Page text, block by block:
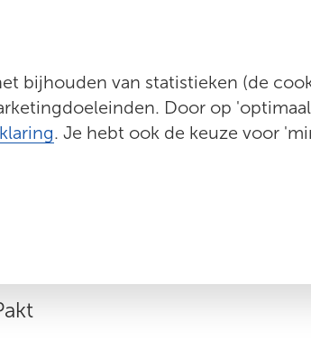
bijhouden van statistieken (de
Door op
. Je hebt ook de keuze voor